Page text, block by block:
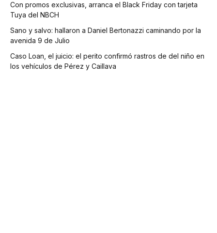
Con promos exclusivas, arranca el Black Friday con tarjeta
Tuya del NBCH
Sano y salvo: hallaron a Daniel Bertonazzi caminando por la
avenida 9 de Julio
Caso Loan, el juicio: el perito confirmó rastros de del niño en
los vehículos de Pérez y Caillava